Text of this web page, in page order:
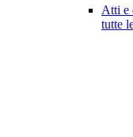
Atti e
tutte